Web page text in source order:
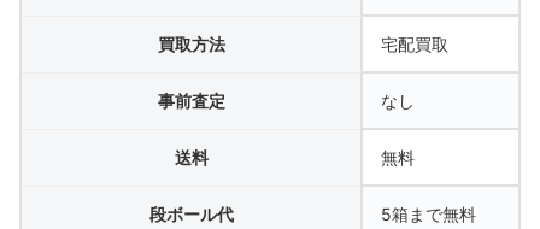
買取方法 宅配買取
事前査定 なし
送料 無料
段ボール代 5箱まで無料